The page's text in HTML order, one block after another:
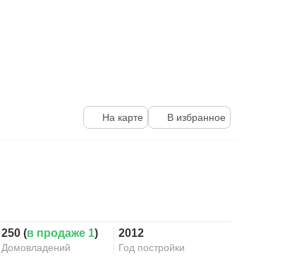
На карте В избранное
250 (в продаже 1)
Домовладений
2012
Год постройки